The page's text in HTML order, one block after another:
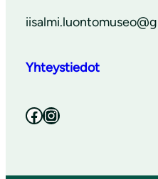
Yhteystiedot
Facebook Instagram